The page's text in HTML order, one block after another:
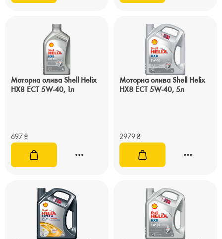
Моторна олива Shell Helix
HX8 ECT 5W-40, 1л
697₴
Моторна олива Shell Helix
HX8 ECT 5W-40, 5л
2979₴